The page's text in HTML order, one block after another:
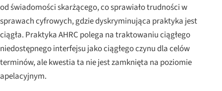
od świadomości skarżącego, co sprawiało trudności w
sprawach cyfrowych, gdzie dyskryminująca praktyka jest
ciągła. Praktyka AHRC polega na traktowaniu ciągłego
niedostępnego interfejsu jako ciągłego czynu dla celów
terminów, ale kwestia ta nie jest zamknięta na poziomie
apelacyjnym.